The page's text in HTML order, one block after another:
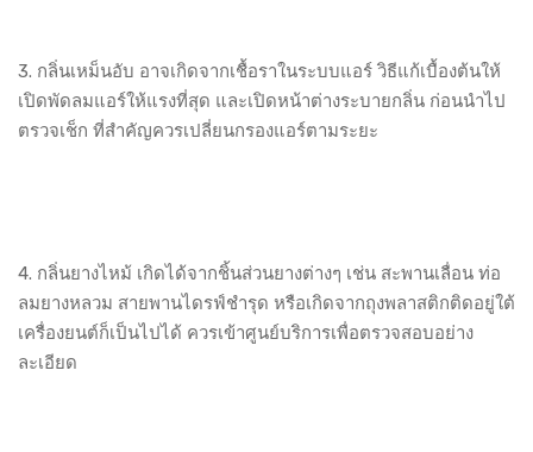
3. กลิ่นเหม็นอับ อาจเกิดจากเชื้อราในระบบแอร์ วิธีแก้เบื้องต้นให้
เปิดพัดลมแอร์ให้แรงที่สุด และเปิดหน้าต่างระบายกลิ่น ก่อนนำไป
ตรวจเช็ก ที่สำคัญควรเปลี่ยนกรองแอร์ตามระยะ
4. กลิ่นยางไหม้ เกิดได้จากชิ้นส่วนยางต่างๆ เช่น สะพานเลื่อน ท่อ
ลมยางหลวม สายพานไดรฟ์ชำรุด หรือเกิดจากถุงพลาสติกติดอยู่ใต้
เครื่องยนต์ก็เป็นไปได้ ควรเข้าศูนย์บริการเพื่อตรวจสอบอย่าง
ละเอียด